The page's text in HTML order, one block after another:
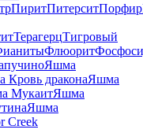
ПиритПитерситПорфир
ТерагерцТигровый
Флюорит
Яшма
Кровь драконаЯшма
МукаитЯшма
Яшма
Creek